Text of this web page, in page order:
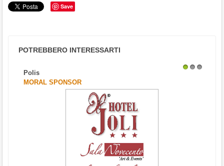
Save
POTREBBERO INTERESSARTI
Polis
MORAL SPONSOR